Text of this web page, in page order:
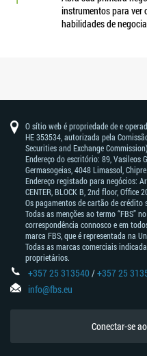
instrumentos para ver
habilidades de
O sítio web é propriedade de e
HE 353534, autorizada pela
Securities and Exchange
Endereço do escritório: 89, Vasileos
Germasogeias, 4048 Limassol, Chipre.
Endereço registado para negócios:
CENTER, BLOCK В, 2nd floor, Office
Os pagamentos de cartão de
Todas as menções ao termo “FBS”
correspondência connosco e em
marca FBS, que é representada na
Todas as marcas comerciais
proprietários.
+357 25 313540/+357 25
info@fbs.eu
Conectar-se